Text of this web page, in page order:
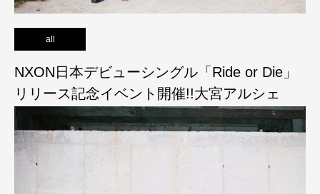
all
NXON日本デビューシングル「Ride or Die」
リリース記念イベント開催!!大宮アルシェ